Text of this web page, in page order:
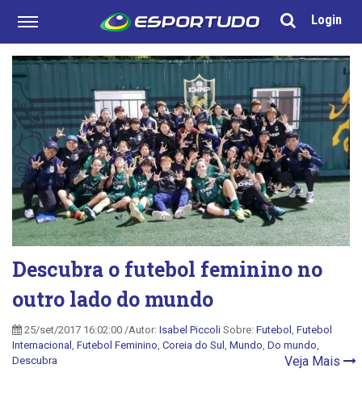
Login
Descubra o futebol feminino no
outro lado do mundo
25/set/2017 16:02:00 /Autor: Isabel Piccoli Sobre: Futebol Futebol
Internacional Futebol Feminino Coreia do Sul Mundo Do mundo
Descubra
Veja Mais